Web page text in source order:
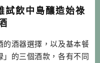
飲中島釀造始祿
的酒器選擇，以及基本餐
的三個酒款，各有不同